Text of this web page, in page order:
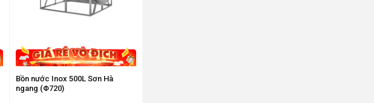
Bồn nước Inox 500L Sơn Hà
ngang (Φ720)